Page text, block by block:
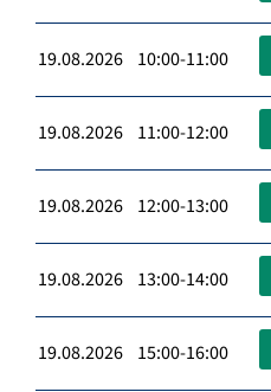
19.08.2026 10:00-11:00
19.08.2026 11:00-12:00
19.08.2026 12:00-13:00
19.08.2026 13:00-14:00
19.08.2026 15:00-16:00